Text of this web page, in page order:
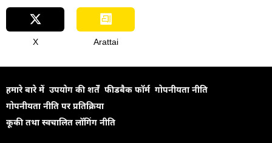
X Arattai
हमारे बारे में उपयोग की शर्तें फीडबैक फॉर्म गोपनीयता नीति
गोपनीयता नीति पर प्रतिक्रिया
कूकी तथा स्वचालित लॉगिंग नीति